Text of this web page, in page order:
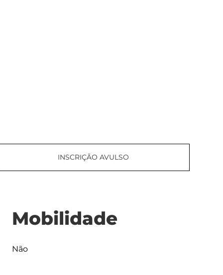
INSCRIÇÃO AVULSO
Mobilidade
Não